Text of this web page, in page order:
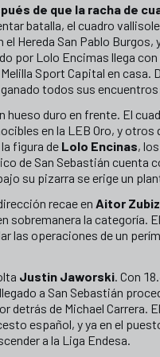
de que la racha de
batalla, el cuadro
Hereda San Pablo Burgos,
por Lolo Encimas llega
Sport Capital en
todos sus
hueso duro en frente. El
en la LEB Oro, y otros
figura de Lolo Encinas,
de San Sebastián cuenta
su pizarra se erige un
recae en Aitor
sobremanera la categoría.
las operaciones de un
Justin Jaworski. Con
a San Sebastián
de Michael Carrera.
español, y ya en el
a la Liga Endesa.